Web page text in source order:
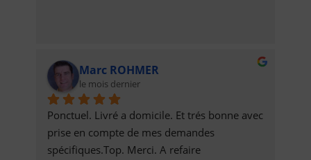
Marc ROHMER
le mois dernier
Ponctuel. Livré a domicile. Et trés bonne avec
prise en compte de mes demandes
spécifiques.Top. Merci. A refaire